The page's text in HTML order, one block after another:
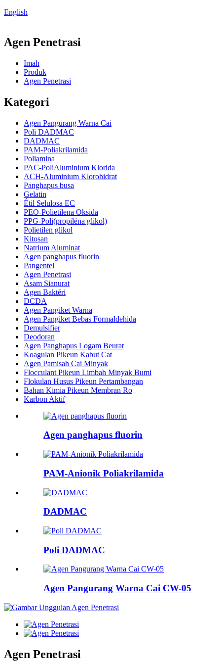
English
Agen Penetrasi
Imah
Produk
Agen Penetrasi
Kategori
Agen Pangurang Warna Cai
Poli DADMAC
DADMAC
PAM-Poliakrilamida
Poliamina
PAC-PoliAluminium Klorida
ACH-Aluminium Klorohidrat
Panghapus busa
Gelatin
Étil Selulosa EC
PEO-Polietilena Oksida
PPG-Poli(propiléna glikol)
Polietilen glikol
Kitosan
Natrium Aluminat
Agen panghapus fluorin
Pangentel
Agen Penetrasi
Asam Sianurat
Agen Baktéri
DCDA
Agen Pangiket Warna
Agen Pangiket Bebas Formaldehida
Demulsifier
Deodoran
Agen Panghapus Logam Beurat
Koagulan Pikeun Kabut Cat
Agen Pamisah Cai Minyak
Flocculant Pikeun Limbah Minyak Bumi
Flokulan Husus Pikeun Pertambangan
Bahan Kimia Pikeun Membran Ro
Karbon Aktif
Agen panghapus fluorin
PAM-Anionik Poliakrilamida
DADMAC
Poli DADMAC
Agen Pangurang Warna Cai CW-05
Agen Penetrasi